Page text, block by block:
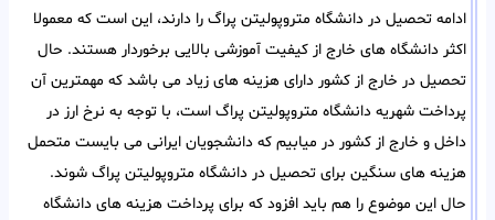
ادامه تحصیل در دانشگاه متروپولیتن پراگ را دارند، این است که معمولا
اکثر دانشگاه های خارج از کیفیت آموزشی بالایی برخوردار هستند. حال
تحصیل در خارج از کشور دارای هزینه های زیاد می باشد که مهمترین آن
پرداخت شهریه دانشگاه متروپولیتن پراگ است، با توجه به نرخ ارز در
داخل و خارج از کشور در میابیم که دانشجویان ایرانی می بایست متحمل
هزینه های سنگین برای تحصیل در دانشگاه متروپولیتن پراگ شوند.
حال این موضوع را هم باید افزود که برای پرداخت هزینه های دانشگاه